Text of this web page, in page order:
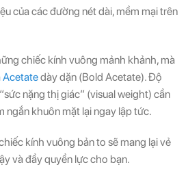
của các đường nét dài, mềm mại trên
chiếc kính vuông mảnh khảnh, mà
Acetatedày dặn (Bold Acetate). Độ
nặng thị giác” (visual weight) cần
ngắn khuôn mặt lại ngay lập tức.
kính vuông bản to sẽ mang lại vẻ
và đầy quyền lực cho bạn.